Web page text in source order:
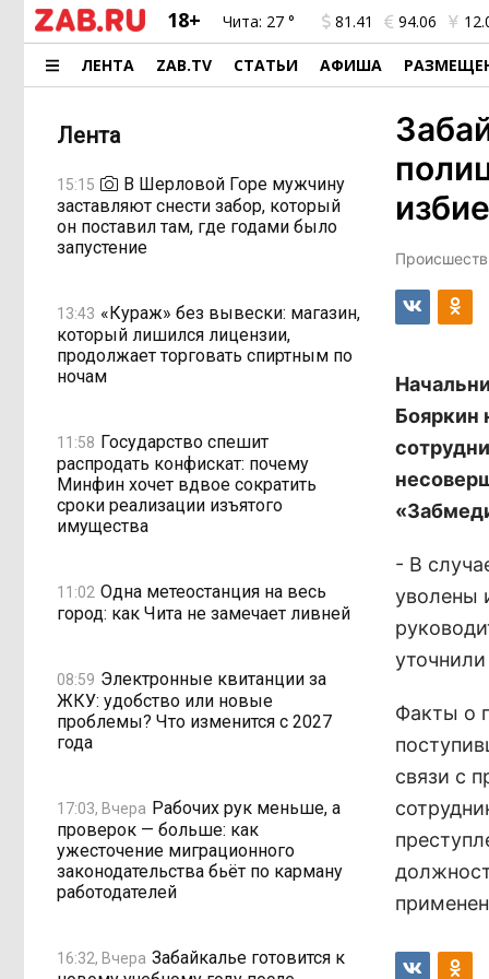
18+ Чита: 27 ° 81.41 94.06
ЛЕНТА ZAB.TV СТАТЬИ АФИША
Лента
15:15
В Шерловой Горе мужчину
заставляют снести забор, который
он поставил там, где годами было
запустение
13:43 «Кураж» без вывески: магазин,
который лишился лицензии,
продолжает торговать спиртным по
ночам
11:58 Государство спешит
распродать конфискат: почему
Минфин хочет вдвое сократить
сроки реализации изъятого
имущества
11:02 Одна метеостанция на весь
город: как Чита не замечает ливней
08:59 Электронные квитанции за
ЖКУ: удобство или новые
проблемы? Что изменится с 2027
года
17:03, Вчера Рабочих рук меньше, а
проверок — больше: как
ужесточение миграционного
законодательства бьёт по карману
работодателей
16:32, Вчера Забайкалье готовится к
Бояркин
- В
уволены
Факты о
связи с